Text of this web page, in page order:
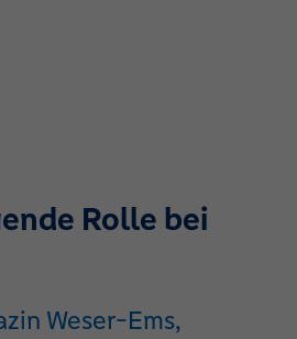
Rolle bei
Weser-Ems,